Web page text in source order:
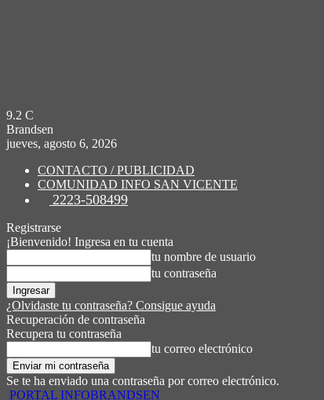
9.2 C
Brandsen
jueves, agosto 6, 2026
CONTACTO / PUBLICIDAD
COMUNIDAD INFO SAN VICENTE
2223-508499
Registrarse
¡Bienvenido! Ingresa en tu cuenta
tu nombre de usuario
tu contraseña
¿Olvidaste tu contraseña? Consigue ayuda
Recuperación de contraseña
Recupera tu contraseña
tu correo electrónico
Se te ha enviado una contraseña por correo electrónico.
PORTAL INFOBRANDSEN